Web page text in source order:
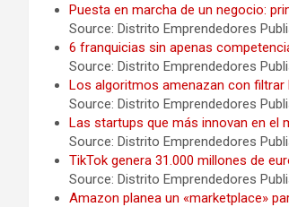
Puesta en marcha de un negocio:
Source: Distrito Emprendedores
6 franquicias sin apenas
Source: Distrito Emprendedores
Los algoritmos amenazan con
Source: Distrito Emprendedores
Las startups que más innovan en el
Source: Distrito Emprendedores
TikTok genera 31.000 millones de
Source: Distrito Emprendedores
Amazon planea un «marketplace»